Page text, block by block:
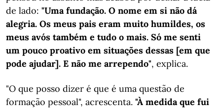
de lado: "Uma fundação. O nome em si não dá
alegria. Os meus pais eram muito humildes, os
meus avós também e tudo o mais. Só me senti
um pouco proativo em situações dessas [em que
pode ajudar]. E não me arrependo", explica.
"O que posso dizer é que é uma questão de
formação pessoal", acrescenta. "À medida que fui